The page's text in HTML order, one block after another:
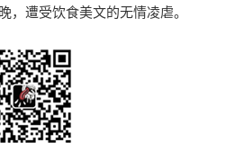
，遭受饮食美文的无情凌虐。